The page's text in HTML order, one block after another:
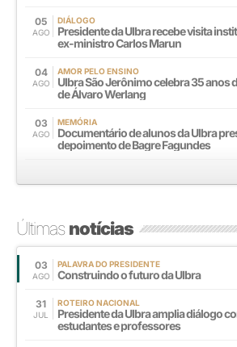
05
AGO
DIÁLOGO
Presidente da Ulbra recebe visita
ex-ministro Carlos Marun
04
AGO
AMOR PELO ENSINO
Ulbra São Jerônimo celebra 35 anos
de Álvaro Werlang
03
AGO
MEMÓRIA
Documentário de alunos da Ulbra
depoimento de Bagre Fagundes
Últimasnotícias
03
AGO
PALAVRA DO PRESIDENTE
Construindo o futuro da Ulbra
31
JUL
ROTEIRO NACIONAL
Presidente da Ulbra amplia diálogo
estudantes e professores